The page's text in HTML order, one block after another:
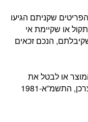
שקניתם הגיעו
או שקיימת אי
הנכם זכאים
או לבטל את
העסקה, בהתאם להוראות חוק הגנת הצרכן, התשמ”א-1981